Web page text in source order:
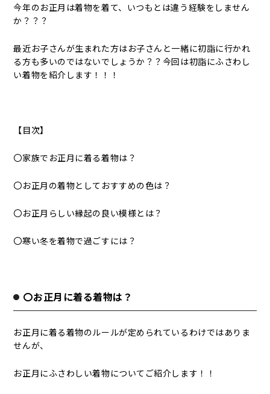
今年のお正月は着物を着て、いつもとは違う経験をしません
か？？？
最近お子さんが生まれた方はお子さんと一緒に初詣に行かれ
る方も多いのではないでしょうか？？今回は初詣にふさわし
い着物を紹介します！！！
【目次】
〇家族でお正月に着る着物は？
〇お正月の着物としておすすめの色は？
〇お正月らしい縁起の良い模様とは？
〇寒い冬を着物で過ごすには？
〇お正月に着る着物は？
お正月に着る着物のルールが定められているわけではありま
せんが、
お正月にふさわしい着物についてご紹介します！！